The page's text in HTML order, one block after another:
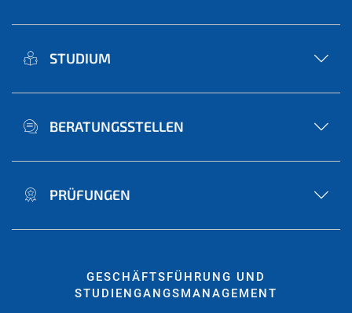
STUDIUM
BERATUNGSSTELLEN
PRÜFUNGEN
GESCHÄFTSFÜHRUNG UND
STUDIENGANGSMANAGEMENT